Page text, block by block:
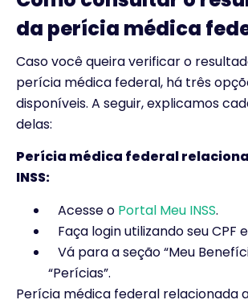
da perícia médica
Caso você queira verificar o
perícia médica federal, há três
disponíveis. A seguir, explicamos
delas:
Perícia médica federal
INSS:
Acesse o Portal Meu INSS.
Faça login utilizando seu CPF
Vá para a seção “Meu
“Perícias”.
Perícia médica federal relacionada